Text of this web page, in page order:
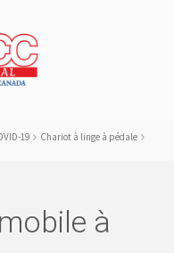
19 Chariot à linge à pédale
à